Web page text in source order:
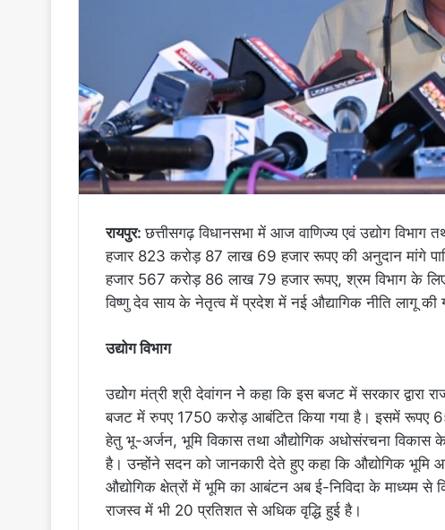
रायपुर:छत्तीसगढ़ विधानसभा में आज वाणिज्य एवं उद्योग विभाग
हजार 823 करोड़ 87 लाख 69 हजार रूपए की अनुदान मांगे
हजार 567 करोड़ 86 लाख 79 हजार रूपए, श्रम विभाग के
विष्णु देव साय के नेतृत्व में प्रदेश में नई औद्यागिक नीति लागू
उद्योग विभाग
उद्योेग मंत्री श्री देवांगन नेे कहा कि इस बजट में सरकार द्वारा
बजट में रुपए 1750 करोड़ आबंटित किया गया है। इसमें रूपए
हेतु भू-अर्जन, भूमि विकास तथा औद्योगिक अधोसंरचना विकास
है। उन्होंने सदन को जानकारी देते हुए कहा कि औद्योगिक भूमि
औद्योगिक क्षेत्रों में भूमि का आबंटन अब ई-निविदा के माध्यम से
राजस्व में भी 20 प्रतिशत से अधिक वृद्धि हुई है।